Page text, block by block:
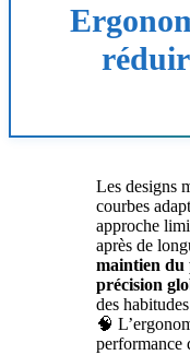
Les designs
courbes
approche
après de
maintien du
précision
des
🧠
performance